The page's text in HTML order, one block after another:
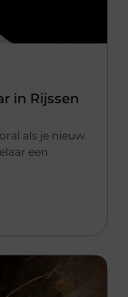
in Rijssen
als je nieuw
een